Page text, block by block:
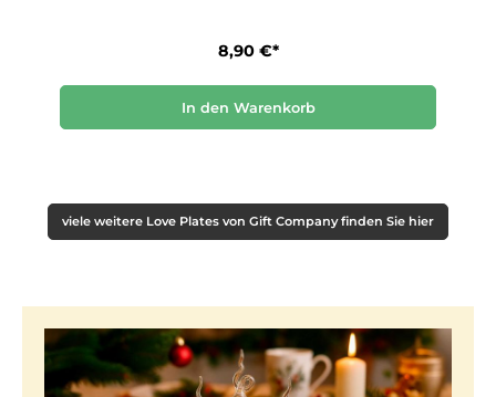
8,90 €*
In den Warenkorb
viele weitere Love Plates von Gift Company finden Sie hier